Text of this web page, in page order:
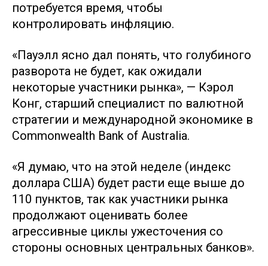
потребуется время, чтобы
контролировать инфляцию.
«Пауэлл ясно дал понять, что голубиного
разворота не будет, как ожидали
некоторые участники рынка», — Кэрол
Конг, старший специалист по валютной
стратегии и международной экономике в
Commonwealth Bank of Australia.
«Я думаю, что на этой неделе (индекс
доллара США) будет расти еще выше до
110 пунктов, так как участники рынка
продолжают оценивать более
агрессивные циклы ужесточения со
стороны основных центральных банков».